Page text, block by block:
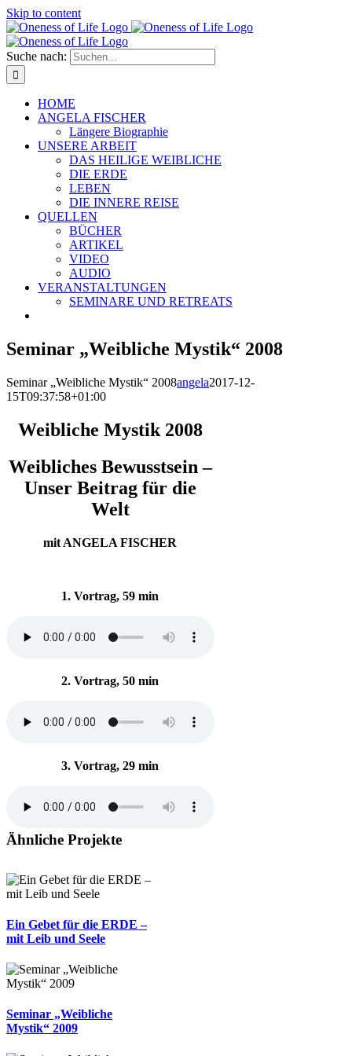
Skip to content
Suche nach:
HOME
ANGELA FISCHER
Längere Biographie
UNSERE ARBEIT
DAS HEILIGE WEIBLICHE
DIE ERDE
LEBEN
DIE INNERE REISE
QUELLEN
BÜCHER
ARTIKEL
VIDEO
AUDIO
VERANSTALTUNGEN
SEMINARE UND RETREATS
Seminar „Weibliche Mystik“ 2008
Seminar „Weibliche Mystik“ 2008angela2017-12-
15T09:37:58+01:00
Weibliche Mystik 2008
Weibliches Bewusstsein –
Unser Beitrag für die
Welt
mit ANGELA FISCHER
1. Vortrag, 59 min
2. Vortrag, 50 min
3. Vortrag, 29 min
Ähnliche Projekte
Ein Gebet für die ERDE –
mit Leib und Seele
Seminar „Weibliche
Mystik“ 2009